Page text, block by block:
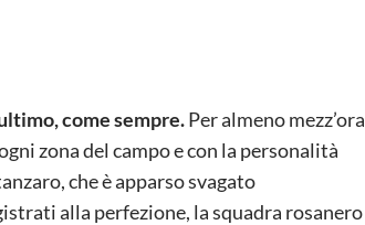
come sempre.Per almeno mezz’ora
zona del campo e con la personalità
che è apparso svagato
alla perfezione, la squadra rosanero